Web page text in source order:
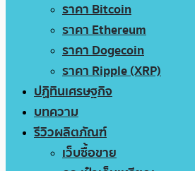
ราคา Bitcoin
ราคา Ethereum
ราคา Dogecoin
ราคา Ripple (XRP)
ปฏิทินเศรษฐกิจ
บทความ
รีวิวผลิตภัณฑ์
เว็บซื้อขาย